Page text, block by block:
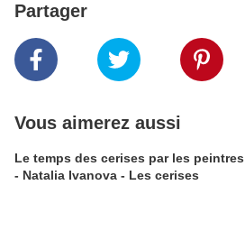
Partager
Vous aimerez aussi
Le temps des cerises par les peintres
- Natalia Ivanova - Les cerises